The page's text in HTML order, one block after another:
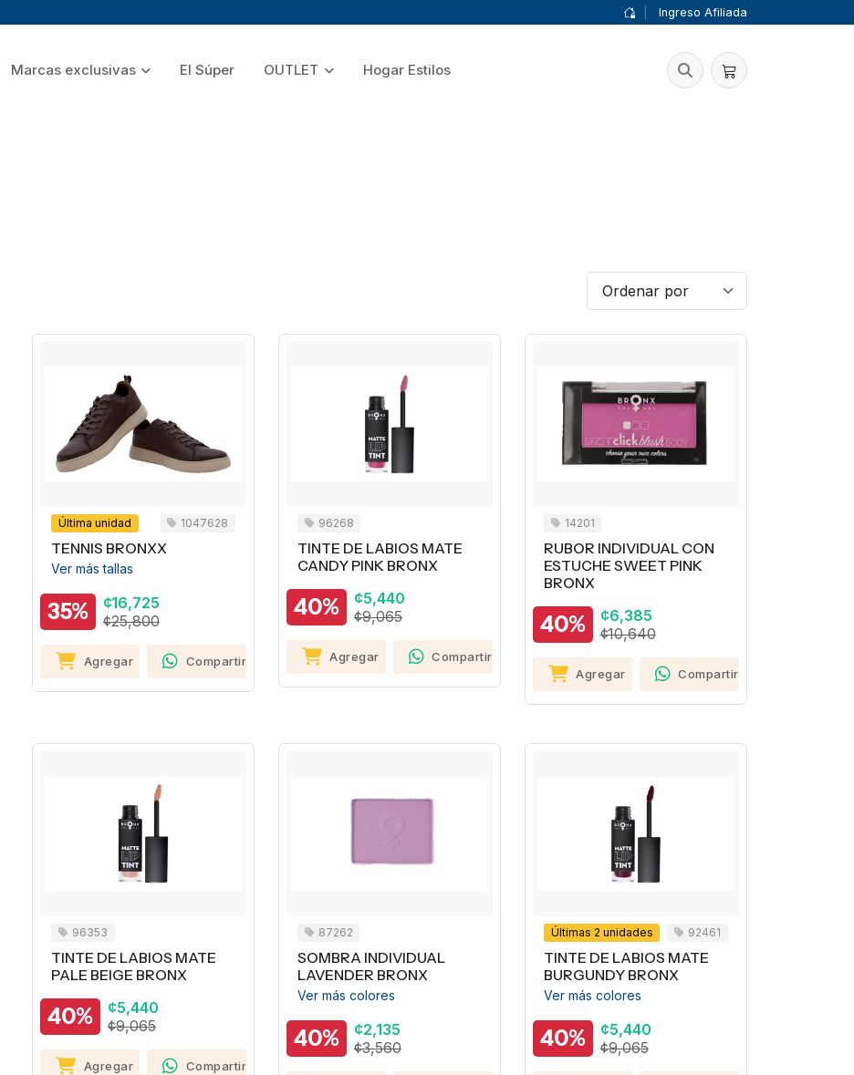
Ingreso Afiliada
Marcas exclusivas El Súper OUTLET Hogar Estilos
Última unidad 1047628
TENNIS BRONXX
Ver más tallas
35%
¢16,725
¢25,800
Agregar Compartir
96268
TINTE DE LABIOS MATE
CANDY PINK BRONX
40%
¢5,440
¢9,065
Agregar Compartir
14201
RUBOR INDIVIDUAL CON
ESTUCHE SWEET PINK
BRONX
40%
¢6,385
¢10,640
Agregar Compartir
96353
TINTE DE LABIOS MATE
PALE BEIGE BRONX
40%
¢5,440
¢9,065
Agregar Compartir
87262
SOMBRA INDIVIDUAL
LAVENDER BRONX
Ver más colores
40%
¢2,135
¢3,560
Últimas 2 unidades 92461
TINTE DE LABIOS MATE
BURGUNDY BRONX
Ver más colores
40%
¢5,440
¢9,065